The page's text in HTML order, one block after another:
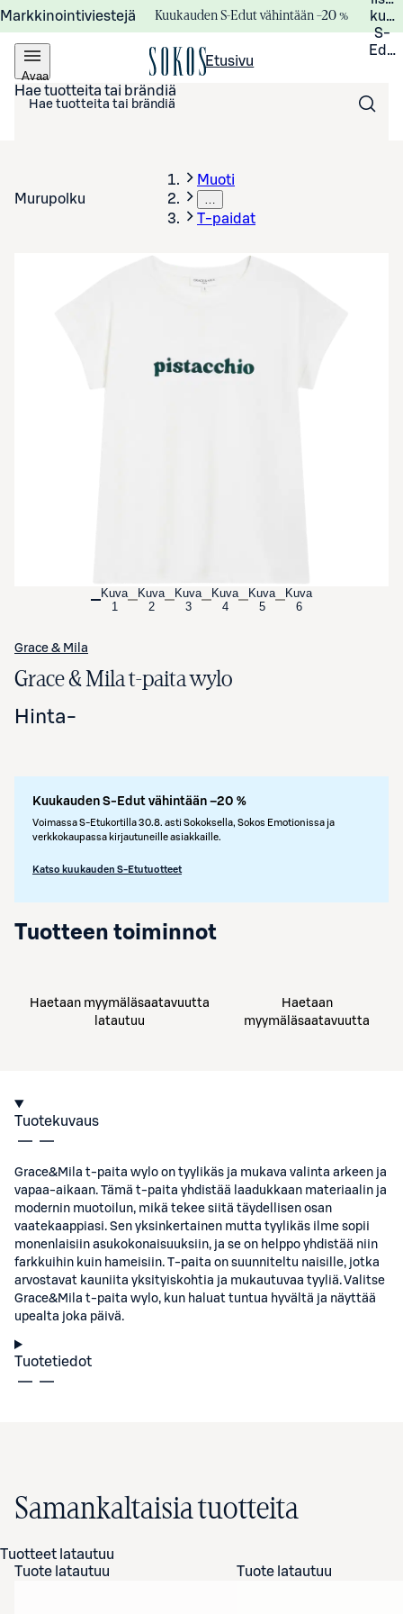
Markkinointiviestejä Kuukauden S-Edut vähintään –20 %
S-
Avaa
valikko
Etusivu
Hae tuotteita tai brändiä
Murupolku
Muoti
…
T-paidat
Kuva
1
Kuva
2
Kuva
3
Kuva
4
Kuva
5
Kuva
6
Grace & Mila
Grace & Mila t-paita wylo
Hinta-
Kuukauden S-Edut vähintään –20 %
Voimassa S-Etukortilla 30.8. asti Sokoksella, Sokos Emotionissa ja
verkkokaupassa kirjautuneille asiakkaille.
Katso kuukauden S-Etutuotteet
Tuotteen toiminnot
Haetaan myymäläsaatavuutta
latautuu
Haetaan
myymäläsaatavuutta
Tuotekuvaus
Grace&Mila t-paita wylo on tyylikäs ja mukava valinta arkeen ja
vapaa-aikaan. Tämä t-paita yhdistää laadukkaan materiaalin ja
modernin muotoilun, mikä tekee siitä täydellisen osan
vaatekaappiasi. Sen yksinkertainen mutta tyylikäs ilme sopii
monenlaisiin asukokonaisuuksiin, ja se on helppo yhdistää niin
farkkuihin kuin hameisiin. T-paita on suunniteltu naisille, jotka
arvostavat kauniita yksityiskohtia ja mukautuvaa tyyliä. Valitse
Grace&Mila t-paita wylo, kun haluat tuntua hyvältä ja näyttää
upealta joka päivä.
Tuotetiedot
Samankaltaisia tuotteita
Tuotteet latautuu
Tuote latautuu
Tuote latautuu